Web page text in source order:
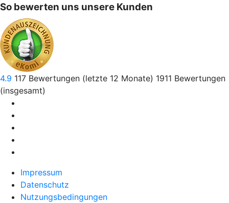
So bewerten uns unsere Kunden
4.9 117 Bewertungen (letzte 12 Monate) 1911 Bewertungen
(insgesamt)
Impressum
Datenschutz
Nutzungsbedingungen